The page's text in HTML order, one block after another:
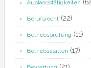
Auslandstätigkeiten (6)
Berufsrecht(22)
Betriebsprüfung (11)
Betriebsstätten (17)